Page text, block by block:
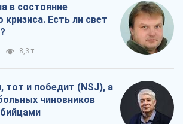
в состояние
Есть ли свет
8,3 т.
тот и победит (NSJ), а
чиновников